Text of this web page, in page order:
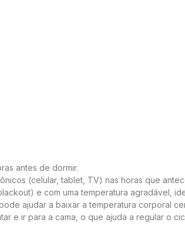
antes de dormir.
(celular, tablet, TV) nas horas que
e com uma temperatura agradável,
ajudar a baixar a temperatura corporal
e ir para a cama, o que ajuda a regular o